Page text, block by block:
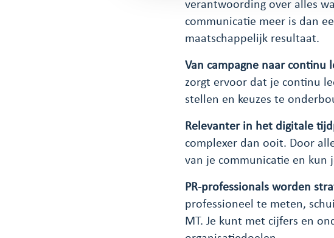
verantwoording over alles
communicatie meer is dan
maatschappelijk resultaat.
Van campagne naar continu
zorgt ervoor dat je continu
stellen en keuzes te
Relevanter in het digitale
complexer dan ooit. Door
van je communicatie en kun
PR-professionals worden
professioneel te meten,
MT. Je kunt met cijfers en